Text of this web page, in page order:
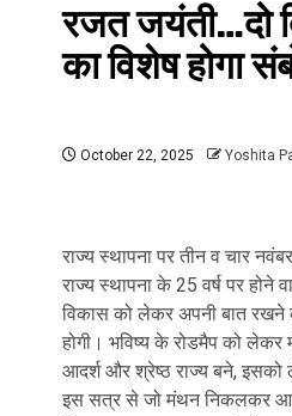
रजत जयंती…दो
का विशेष होगा
October 22, 2025 Yoshita
राज्य स्थापना पर तीन व चार
राज्य स्थापना के 25 वर्ष पर होने
विकास को लेकर अपनी बात रखने
होगी। भविष्य के रोडमैप को
आदर्श और श्रेष्ठ राज्य बने, इसको
इस सत्र से जो मंथन निकलकर